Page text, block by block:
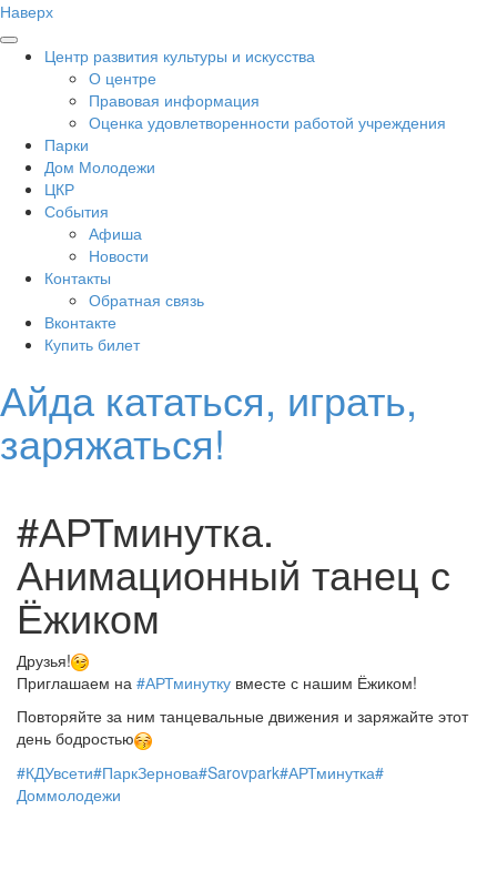
Наверх
Центр развития культуры и искусства
О центре
Правовая информация
Оценка удовлетворенности работой учреждения
Парки
Дом Молодежи
ЦКР
События
Афиша
Новости
Контакты
Обратная связь
Вконтакте
Купить билет
Айда кататься, играть,
заряжаться!
#АРТминутка.
Анимационный танец с
Ёжиком
Друзья!
Приглашаем на #АРТминутку вместе с нашим Ёжиком!
Повторяйте за ним танцевальные движения и заряжайте этот
день бодростью
#КДУвсети#ПаркЗернова#Sarovpark#АРТминутка#
Доммолодежи